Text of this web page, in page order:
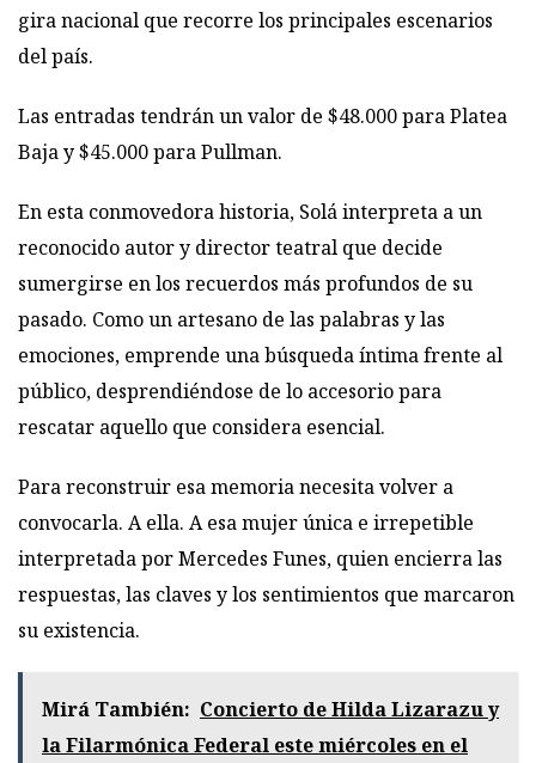
gira nacional que recorre los principales escenarios
del país.
Las entradas tendrán un valor de $48.000 para Platea
Baja y $45.000 para Pullman.
En esta conmovedora historia, Solá interpreta a un
reconocido autor y director teatral que decide
sumergirse en los recuerdos más profundos de su
pasado. Como un artesano de las palabras y las
emociones, emprende una búsqueda íntima frente al
público, desprendiéndose de lo accesorio para
rescatar aquello que considera esencial.
Para reconstruir esa memoria necesita volver a
convocarla. A ella. A esa mujer única e irrepetible
interpretada por Mercedes Funes, quien encierra las
respuestas, las claves y los sentimientos que marcaron
su existencia.
Mirá También: Concierto de Hilda Lizarazu y
la Filarmónica Federal este miércoles en el